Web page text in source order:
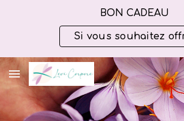
BON CADEAU
Si vous souhaitez